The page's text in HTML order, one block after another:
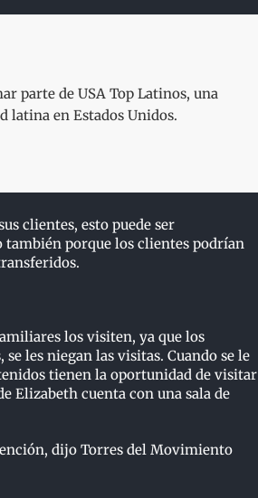
parte de USA Top Latinos, una
latina en Estados Unidos.
clientes, esto puede ser
también porque los clientes podrían
los visiten, ya que los
les niegan las visitas. Cuando se le
tienen la oportunidad de visitar
Elizabeth cuenta con una sala de
dijo Torres del Movimiento